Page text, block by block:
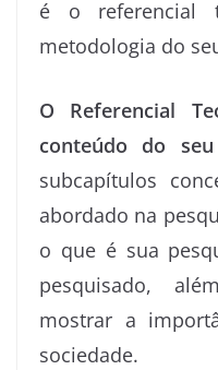
é o
metodologia do
O Referencial
conteúdo do seu
subcapítulos
abordado na
o que é sua
pesquisado,
mostrar a
sociedade.